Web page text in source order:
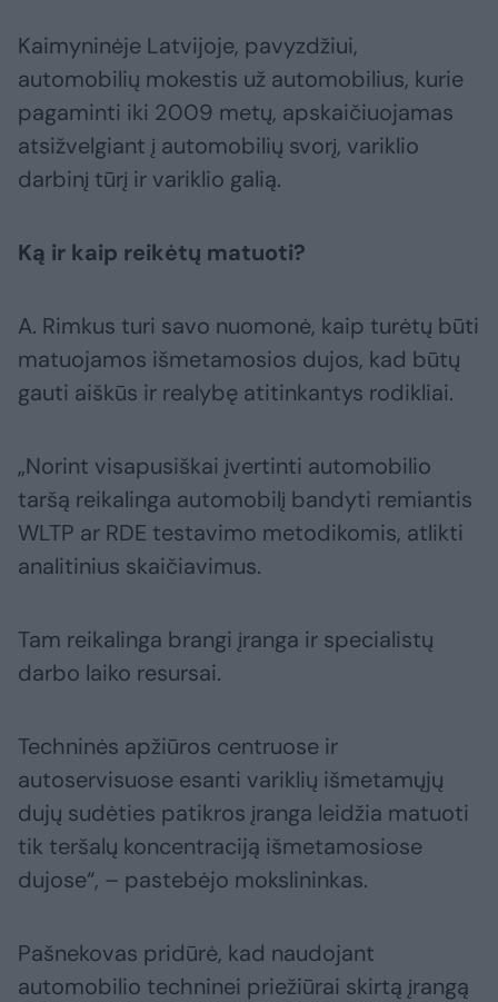
Kaimyninėje Latvijoje, pavyzdžiui,
automobilių mokestis už automobilius, kurie
pagaminti iki 2009 metų, apskaičiuojamas
atsižvelgiant į automobilių svorį, variklio
darbinį tūrį ir variklio galią.
Ką ir kaip reikėtų matuoti?
A. Rimkus turi savo nuomonė, kaip turėtų būti
matuojamos išmetamosios dujos, kad būtų
gauti aiškūs ir realybę atitinkantys rodikliai.
„Norint visapusiškai įvertinti automobilio
taršą reikalinga automobilį bandyti remiantis
WLTP ar RDE testavimo metodikomis, atlikti
analitinius skaičiavimus.
Tam reikalinga brangi įranga ir specialistų
darbo laiko resursai.
Techninės apžiūros centruose ir
autoservisuose esanti variklių išmetamųjų
dujų sudėties patikros įranga leidžia matuoti
tik teršalų koncentraciją išmetamosiose
dujose“, – pastebėjo mokslininkas.
Pašnekovas pridūrė, kad naudojant
automobilio techninei priežiūrai skirtą įrangą